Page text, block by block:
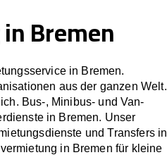
Bremen
in Bremen.
aus der ganzen Welt.
Bus-, Minibus- und Van-
in Bremen. Unser
und Transfers in
in Bremen für kleine